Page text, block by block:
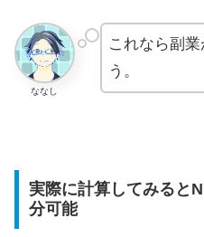
ななし
これなら副
う。
実際に計算してみると
分可能